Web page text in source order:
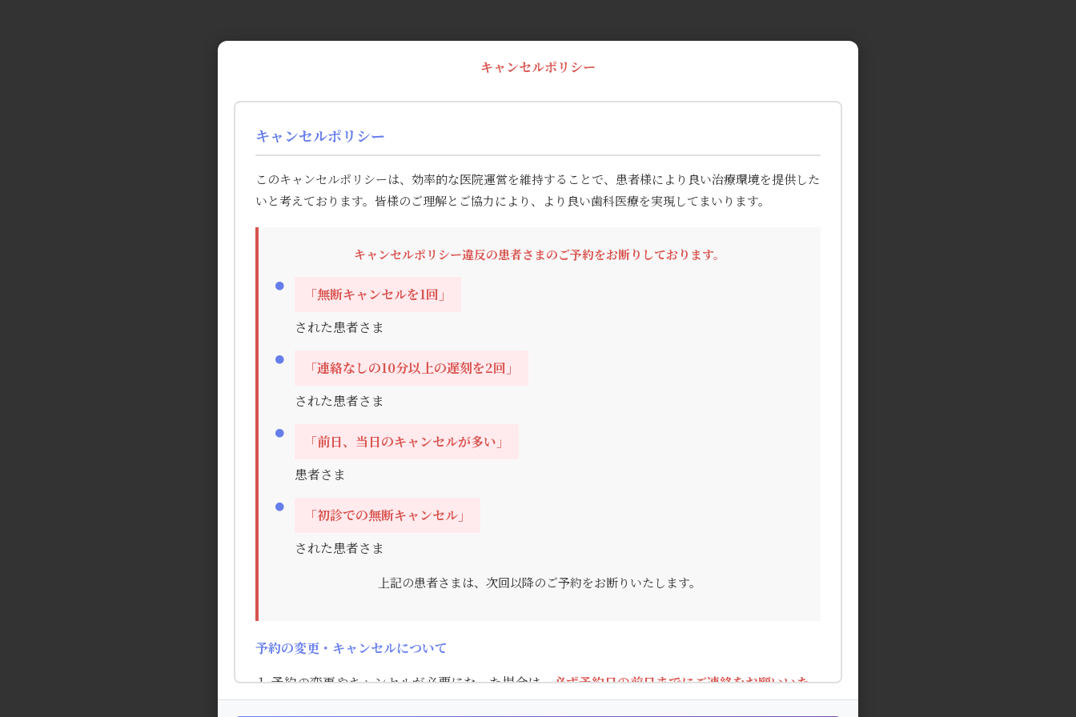
キャンセルポリシー
キャンセルポリシー
このキャンセルポリシーは、効率的な医院運営を維持することで、患者様により良い治療環境を提供した
いと考えております。皆様のご理解とご協力により、より良い歯科医療を実現してまいります。
キャンセルポリシー違反の患者さまのご予約をお断りしております。
「無断キャンセルを1回」
された患者さま
「連絡なしの10分以上の遅刻を2回」
された患者さま
「前日、当日のキャンセルが多い」
患者さま
「初診での無断キャンセル」
された患者さま
上記の患者さまは、次回以降のご予約をお断りいたします。
予約の変更・キャンセルについて
予約の変更やキャンセルが必要になった場合は、必ず予約日の前日までにご連絡をお願いいた
します。